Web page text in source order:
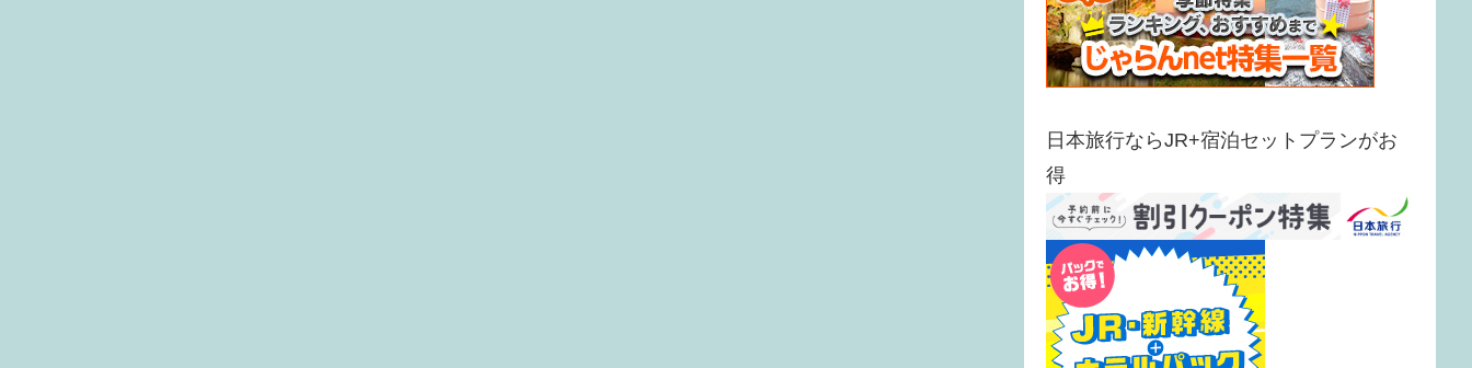
日本旅行ならJR+宿泊セットプランがお
得